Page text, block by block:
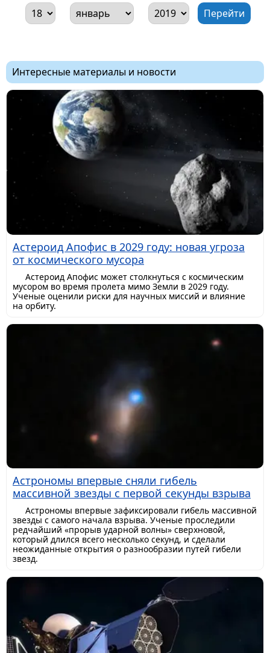
Интересные материалы и новости
Астероид Апофис в 2029 году: новая угроза
от космического мусора
Астероид Апофис может столкнуться с космическим
мусором во время пролета мимо Земли в 2029 году.
Ученые оценили риски для научных миссий и влияние
на орбиту.
Астрономы впервые сняли гибель
массивной звезды с первой секунды взрыва
Астрономы впервые зафиксировали гибель массивной
звезды с самого начала взрыва. Ученые проследили
редчайший «прорыв ударной волны» сверхновой,
который длился всего несколько секунд, и сделали
неожиданные открытия о разнообразии путей гибели
звезд.